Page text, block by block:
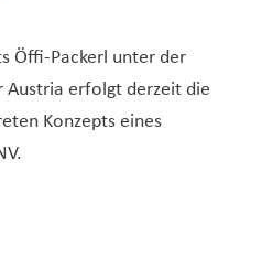
Öffi-Packerl unter der
Austria erfolgt derzeit die
Konzepts eines